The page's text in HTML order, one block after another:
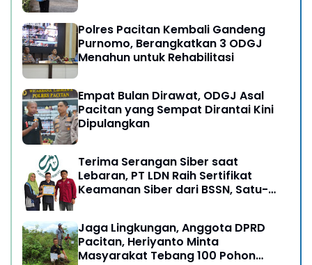
Polres Pacitan Kembali Gandeng
Purnomo, Berangkatkan 3 ODGJ
Menahun untuk Rehabilitasi
Empat Bulan Dirawat, ODGJ Asal
Pacitan yang Sempat Dirantai Kini
Dipulangkan
Terima Serangan Siber saat
Lebaran, PT LDN Raih Sertifikat
Keamanan Siber dari BSSN, Satu-
Jaga Lingkungan, Anggota DPRD
Pacitan, Heriyanto Minta
Masyarakat Tebang 100 Pohon